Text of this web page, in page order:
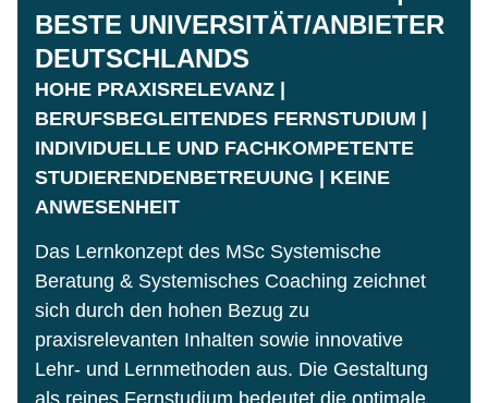
BESTE UNIVERSITÄT/ANBIETER
DEUTSCHLANDS
HOHE PRAXISRELEVANZ |
BERUFSBEGLEITENDES FERNSTUDIUM |
INDIVIDUELLE UND FACHKOMPETENTE
STUDIERENDENBETREUUNG | KEINE
ANWESENHEIT
Das Lernkonzept des MSc Systemische
Beratung & Systemisches Coaching zeichnet
sich durch den hohen Bezug zu
praxisrelevanten Inhalten sowie innovative
Lehr- und Lernmethoden aus. Die Gestaltung
als reines Fernstudium bedeutet die optimale